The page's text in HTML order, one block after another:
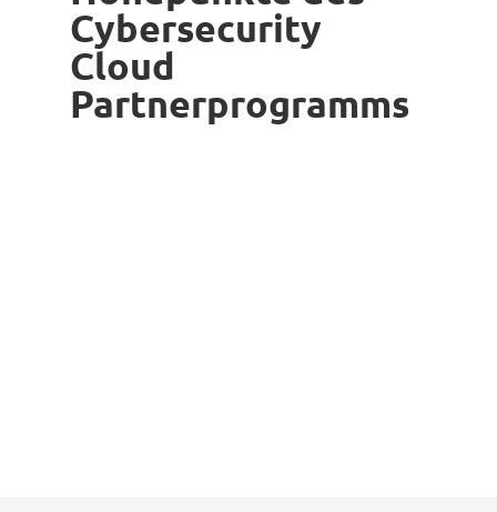
Cybersecurity
Cloud
Partnerprogramms